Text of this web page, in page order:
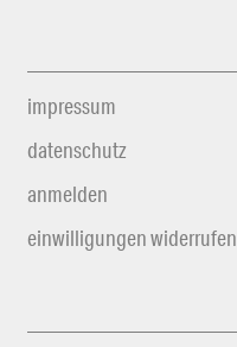
impressum
datenschutz
anmelden
einwilligungen widerrufen